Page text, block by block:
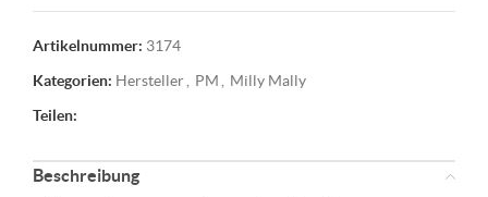
Artikelnummer: 3174
Kategorien: Hersteller PM
Milly Mally
Teilen:
Beschreibung